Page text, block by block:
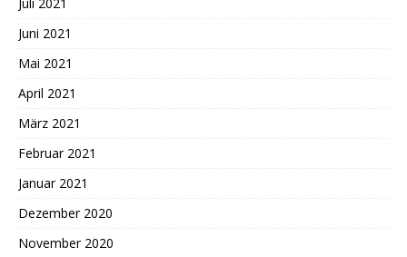
Juni 2021
Mai 2021
April 2021
März 2021
Februar 2021
Januar 2021
Dezember 2020
November 2020